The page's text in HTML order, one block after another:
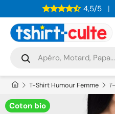
ALLER AU CONTENU
4,5/5
Recherche
Rechercher
T-Shirt Humour Femme
Coton bio